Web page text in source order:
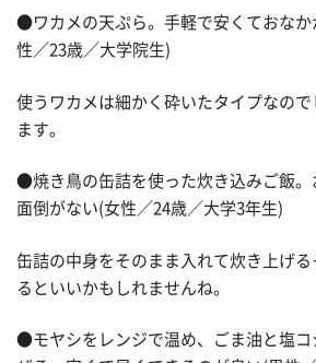
●ワカメの天ぷら。手軽で安くておなか
性／23歳／大学院生)
使うワカメは細かく砕いたタイプなので
ます。
●焼き鳥の缶詰を使った炊き込みご飯。
面倒がない(女性／24歳／大学3年生)
缶詰の中身をそのまま入れて炊き上げ
るといいかもしれませんね。
●モヤシをレンジで温め、ごま油と塩コ